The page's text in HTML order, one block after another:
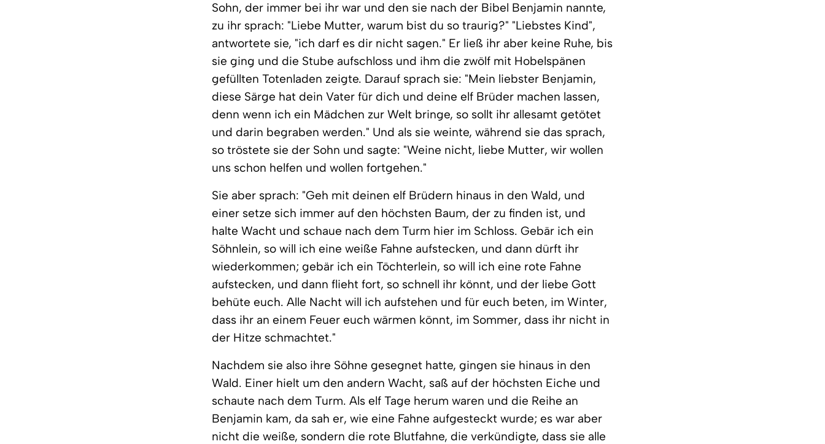
Sohn, der immer bei ihr war und den sie nach der Bibel Benjamin nannte,
zu ihr sprach: "Liebe Mutter, warum bist du so traurig?" "Liebstes Kind",
antwortete sie, "ich darf es dir nicht sagen." Er ließ ihr aber keine Ruhe, bis
sie ging und die Stube aufschloss und ihm die zwölf mit Hobelspänen
gefüllten Totenladen zeigte. Darauf sprach sie: "Mein liebster Benjamin,
diese Särge hat dein Vater für dich und deine elf Brüder machen lassen,
denn wenn ich ein Mädchen zur Welt bringe, so sollt ihr allesamt getötet
und darin begraben werden." Und als sie weinte, während sie das sprach,
so tröstete sie der Sohn und sagte: "Weine nicht, liebe Mutter, wir wollen
uns schon helfen und wollen fortgehen."
Sie aber sprach: "Geh mit deinen elf Brüdern hinaus in den Wald, und
einer setze sich immer auf den höchsten Baum, der zu finden ist, und
halte Wacht und schaue nach dem Turm hier im Schloss. Gebär ich ein
Söhnlein, so will ich eine weiße Fahne aufstecken, und dann dürft ihr
wiederkommen; gebär ich ein Töchterlein, so will ich eine rote Fahne
aufstecken, und dann flieht fort, so schnell ihr könnt, und der liebe Gott
behüte euch. Alle Nacht will ich aufstehen und für euch beten, im Winter,
dass ihr an einem Feuer euch wärmen könnt, im Sommer, dass ihr nicht in
der Hitze schmachtet."
Nachdem sie also ihre Söhne gesegnet hatte, gingen sie hinaus in den
Wald. Einer hielt um den andern Wacht, saß auf der höchsten Eiche und
schaute nach dem Turm. Als elf Tage herum waren und die Reihe an
Benjamin kam, da sah er, wie eine Fahne aufgesteckt wurde; es war aber
nicht die weiße, sondern die rote Blutfahne, die verkündigte, dass sie alle